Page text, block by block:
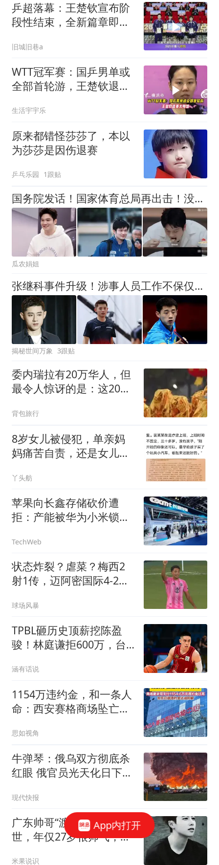
乒超落幕：王楚钦宣布阶
段性结束，全新篇章即将
旧城旧巷a
WTT冠军赛：国乒男单或
全部首轮游，王楚钦退赛
生活宇宇乐
原来都错怪莎莎了，本以
为莎莎是因伤退赛
乒乓乐园 1跟贴
国务院发话！国家体育总局再出击！没提樊振东，却句句在“撑腰”
瓜农娟姐
张继科事件升级！涉事人员工作不保仅开胃菜，更严重的还在后面
揭秘世间万象 3跟贴
委内瑞拉有20万华人，但
最令人惊讶的是：这20万
自同一个县城
背包旅行
8岁女儿被侵犯，单亲妈
妈痛苦自责，还是女儿小
丫头舫
苹果向长鑫存储砍价遭
拒：产能被华为小米锁
TechWeb
状态炸裂？虐菜？梅西2
射1传，迈阿密国际4-2弱
球场风暴
TPBL砸历史顶薪挖陈盈
骏！林庭谦拒600万，台
涵有话说
1154万违约金，和一条人
命：西安赛格商场坠亡事
思如视角
牛弹琴：俄乌双方彻底杀
红眼 俄官员光天化日下被
现代快报
广东帅哥“渡尘”抑郁症去
世，年仅27岁很帅气，女
米果说识
App内打开